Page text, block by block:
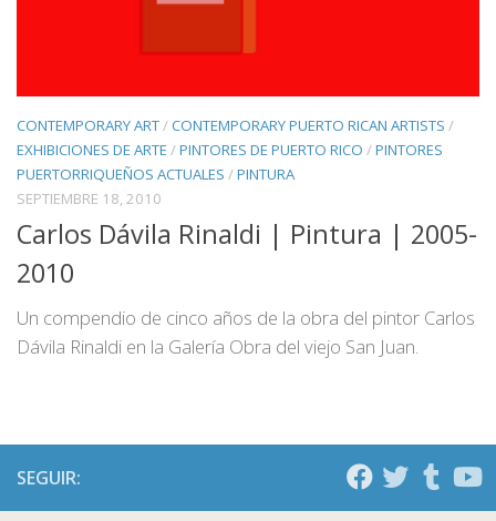
CONTEMPORARY ART/CONTEMPORARY PUERTO RICAN ARTISTS /
EXHIBICIONES DE ARTE /PINTORES DE PUERTO RICO /PINTORES
PUERTORRIQUEÑOS ACTUALES /PINTURA
SEPTIEMBRE 18, 2010
Carlos Dávila Rinaldi | Pintura | 2005-
2010
Un compendio de cinco años de la obra del pintor Carlos
Dávila Rinaldi en la Galería Obra del viejo San Juan.
SEGUIR: